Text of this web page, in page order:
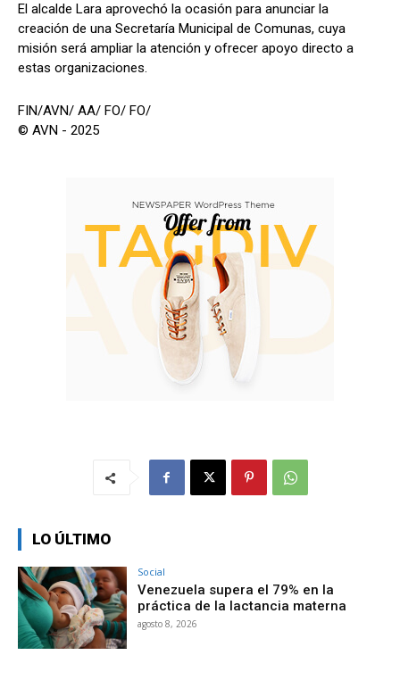
El alcalde Lara aprovechó la ocasión para anunciar la
creación de una Secretaría Municipal de Comunas, cuya
misión será ampliar la atención y ofrecer apoyo directo a
estas organizaciones.
FIN/AVN/ AA/ FO/ FO/
© AVN - 2025
LO ÚLTIMO
Social
Venezuela supera el 79% en la
práctica de la lactancia materna
agosto 8, 2026